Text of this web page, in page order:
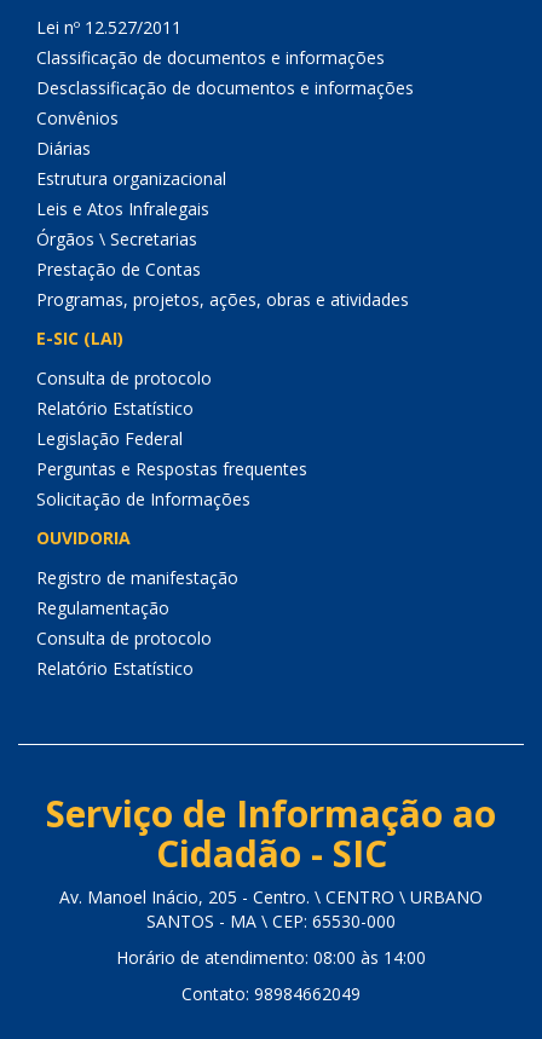
Lei nº 12.527/2011
Classificação de documentos e informações
Desclassificação de documentos e informações
Convênios
Diárias
Estrutura organizacional
Leis e Atos Infralegais
Órgãos \ Secretarias
Prestação de Contas
Programas, projetos, ações, obras e atividades
E-SIC (LAI)
Consulta de protocolo
Relatório Estatístico
Legislação Federal
Perguntas e Respostas frequentes
Solicitação de Informações
OUVIDORIA
Registro de manifestação
Regulamentação
Consulta de protocolo
Relatório Estatístico
Serviço de Informação ao
Cidadão - SIC
Av. Manoel Inácio, 205 - Centro. \ CENTRO \ URBANO
SANTOS - MA \ CEP: 65530-000
Horário de atendimento: 08:00 às 14:00
Contato: 98984662049